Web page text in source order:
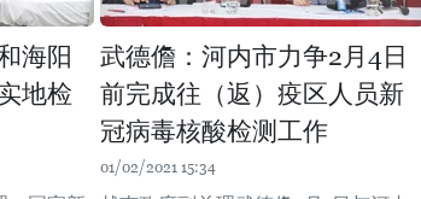
海阳
地检
武德儋：河内市力争2月4日
前完成往（返）疫区人员新
冠病毒核酸检测工作
01/02/2021 15:34